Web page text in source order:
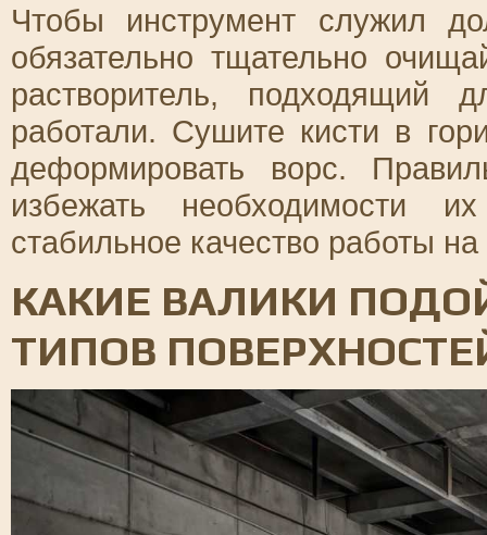
Чтобы инструмент служил
обязательно тщательно
растворитель,
работали. Сушите кисти в
деформировать ворс.
избежать необходимости
стабильное качество работы
КАКИЕ ВАЛИКИ
ТИПОВ